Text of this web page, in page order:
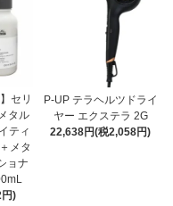
セリ
タル
ティ
メタ
ョナ
)
P-UP テラヘルツドライ
ヤー エクステラ 2G
22,638円(税2,058円)